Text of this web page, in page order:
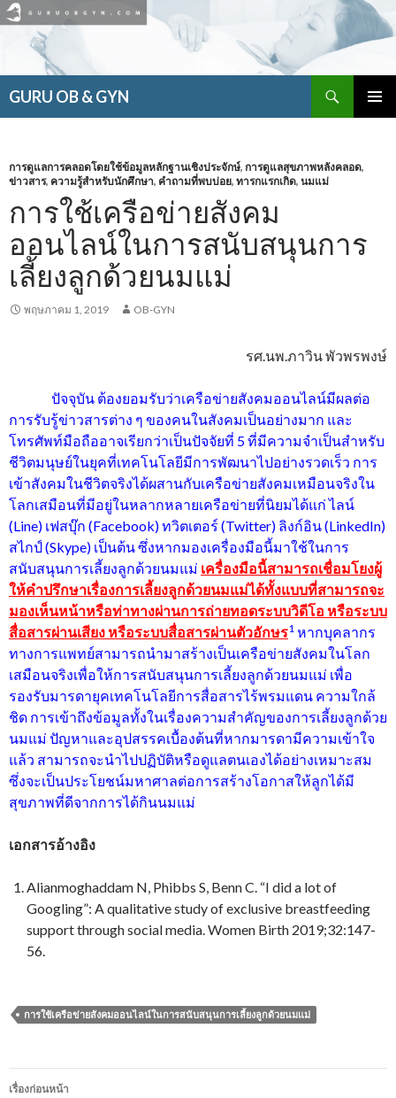
GURU OB & GYN
เนื้อหา
การดูแลการคลอดโดยใช้ข้อมูลหลักฐานเชิงประจักษ์, การดูแลสุขภาพหลังคลอด,
ข่าวสาร, ความรู้สำหรับนักศึกษา, คำถามที่พบบ่อย, ทารกแรกเกิด, นมแม่
การใช้เครือข่ายสังคม
ออนไลน์ในการสนับสนุนการ
เลี้ยงลูกด้วยนมแม่
พฤษภาคม 1, 2019 OB-GYN
รศ.นพ.ภาวิน พัวพรพงษ์
ปัจจุบัน ต้องยอมรับว่าเครือข่ายสังคมออนไลน์มีผลต่อ
การรับรู้ข่าวสารต่าง ๆ ของคนในสังคมเป็นอย่างมาก และ
โทรศัพท์มือถืออาจเรียกว่าเป็นปัจจัยที่ 5 ที่มีความจำเป็นสำหรับ
ชีวิตมนุษย์ในยุคที่เทคโนโลยีมีการพัฒนาไปอย่างรวดเร็ว การ
เข้าสังคมในชีวิตจริงได้ผสานกับเครือข่ายสังคมเหมือนจริงใน
โลกเสมือนที่มีอยู่ในหลากหลายเครือข่ายที่นิยมได้แก่ ไลน์
(Line) เฟสบุ๊ก (Facebook) ทวิตเตอร์ (Twitter) ลิงก์อิน (LinkedIn)
สไกป์ (Skype) เป็นต้น ซึ่งหากมองเครื่องมือนี้มาใช้ในการ
สนับสนุนการเลี้ยงลูกด้วยนมแม่ เครื่องมือนี้สามารถเชื่อมโยงผู้
ให้คำปรึกษาเรื่องการเลี้ยงลูกด้วยนมแม่ได้ทั้งแบบที่สามารถจะ
มองเห็นหน้าหรือท่าทางผ่านการถ่ายทอดระบบวิดีโอ หรือระบบ
สื่อสารผ่านเสียง หรือระบบสื่อสารผ่านตัวอักษร1 หากบุคลากร
ทางการแพทย์สามารถนำมาสร้างเป็นเครือข่ายสังคมในโลก
เสมือนจริงเพื่อให้การสนับสนุนการเลี้ยงลูกด้วยนมแม่ เพื่อ
รองรับมารดายุคเทคโนโลยีการสื่อสารไร้พรมแดน ความใกล้
ชิด การเข้าถึงข้อมูลทั้งในเรื่องความสำคัญของการเลี้ยงลูกด้วย
นมแม่ ปัญหาและอุปสรรคเบื้องต้นที่หากมารดามีความเข้าใจ
แล้ว สามารถจะนำไปปฏิบัติหรือดูแลตนเองได้อย่างเหมาะสม
ซึ่งจะเป็นประโยชน์มหาศาลต่อการสร้างโอกาสให้ลูกได้มี
สุขภาพที่ดีจากการได้กินนมแม่
เอกสารอ้างอิง
Alianmoghaddam N, Phibbs S, Benn C. “I did a lot of
Googling”: A qualitative study of exclusive breastfeeding
support through social media. Women Birth 2019;32:147-
56.
การใช้เครือข่ายสังคมออนไลน์ในการสนับสนุนการเลี้ยงลูกด้วยนมแม่
เมนู
เรื่องก่อนหน้า